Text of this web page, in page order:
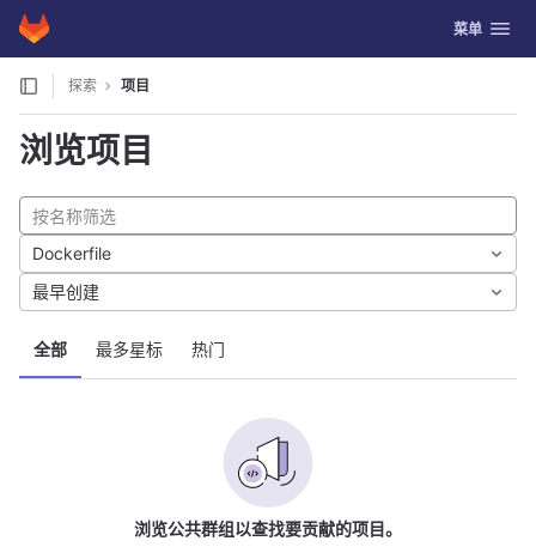
Skip to content
GitLab 切换导航
菜单
探索 项目
浏览项目
全部 最多星标 热门
Dockerfile
最早创建
浏览公共群组以查找要贡献的项目。